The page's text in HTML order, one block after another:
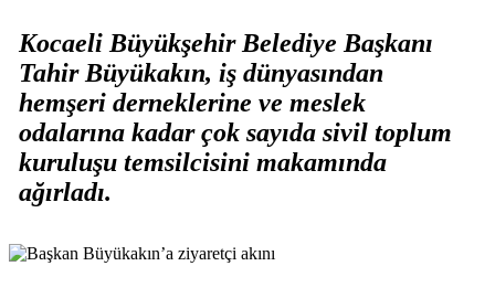
Kocaeli Büyükşehir Belediye Başkanı
Tahir Büyükakın, iş dünyasından
hemşeri derneklerine ve meslek
odalarına kadar çok sayıda sivil toplum
kuruluşu temsilcisini makamında
ağırladı.